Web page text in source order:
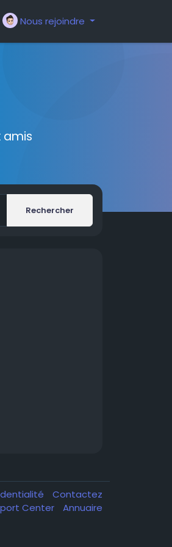
Nous rejoindre
amis
Rechercher
Contactez
Center Annuaire